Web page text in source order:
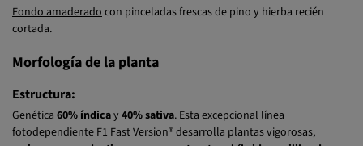
cortada.
Genética60% índica
fotodependiente F1 Fast Version® desarrolla plantas vigorosas,
resinosas y productivas, con unaestructura híbrida equilibrada